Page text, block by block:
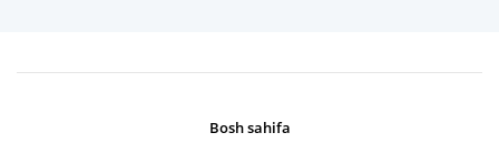
Bosh sahifa